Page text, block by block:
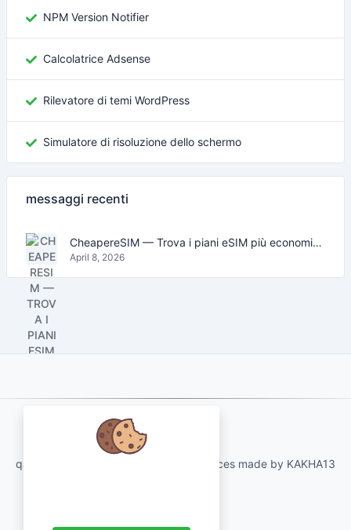
NPM Version Notifier
Calcolatrice Adsense
Rilevatore di temi WordPress
Simulatore di risoluzione dello schermo
messaggi recenti
CheapereSIM — Trova i piani eSIM più economici per viaggiare nel 2026
April 8, 2026
qartvelo.com free online tools and services made by KAKHA13